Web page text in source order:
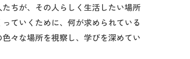
ちが、その人らしく生活したい場所
ていくために、何が求められている
々な場所を視察し、学びを深めてい